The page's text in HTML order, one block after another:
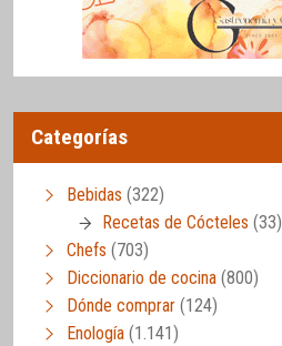
Categorías
Bebidas (322)
Recetas de Cócteles (33)
Chefs (703)
Diccionario de cocina (800)
Dónde comprar (124)
Enología (1.141)